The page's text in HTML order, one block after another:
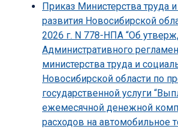
Приказ Министерства труда
развития Новосибирской
2026 г. N 778-НПА “Об
Административного
министерства труда и
Новосибирской области по
государственной услуги
ежемесячной денежной
расходов на автомобильное